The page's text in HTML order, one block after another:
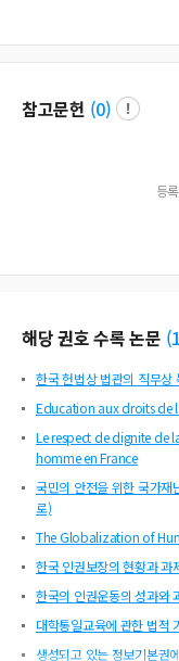
참고문헌 (0)
등
해당 권호 수록 논문 (
한국 헌법상 법관의 직무상
Education aux droits
Le respect de dignite de
homme en France
국민의 안전을 위한 국가재
로)
The Globalization of
한국 인권보장의 현황과 과
한국의 인권운동의 성과와
대학통일교육에 관한 법적
생성되고 있는 정보기본권